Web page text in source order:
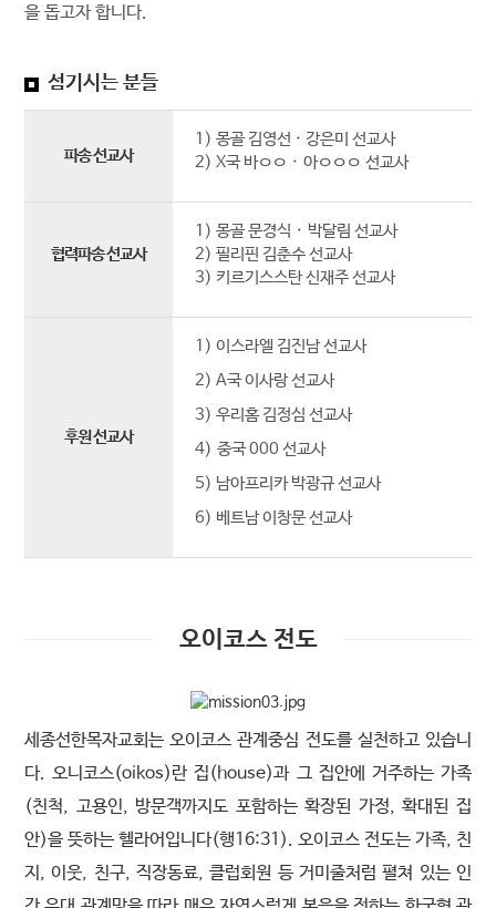
을 돕고자 합니다.
섬기시는 분들
파송 선교사
1) 몽골 김영선 · 강은미 선교사
2) X국 바ㅇㅇ · 아ㅇㅇㅇ 선교사
협력파송 선교사
1) 몽골 문경식 · 박달림 선교사
2) 필리핀 김춘수 선교사
3) 키르기스스탄 신재주 선교사
후원 선교사
1) 이스라엘 김진남 선교사
2) A국 이사랑 선교사
3) 우리홈 김정심 선교사
4) 중국 000 선교사
5) 남아프리카 박광규 선교사
6) 베트남 이창문 선교사
오이코스 전도
세종선한목자교회는 오이코스 관계중심 전도를 실천하고 있습니
다. 오니코스(oikos)란 집(house)과 그 집안에 거주하는 가족
(친척, 고용인, 방문객까지도 포함하는 확장된 가정, 확대된 집
안)을 뜻하는 헬라어입니다(행16:31). 오이코스 전도는 가족, 친
지, 이웃, 친구, 직장동료, 클럽회원 등 거미줄처럼 펼쳐 있는 인